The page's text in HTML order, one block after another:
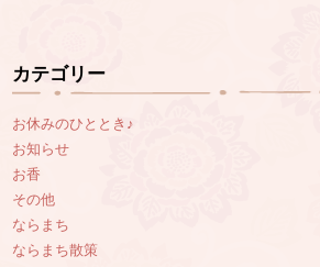
カテゴリー
お休みのひととき♪
お知らせ
お香
その他
ならまち
ならまち散策